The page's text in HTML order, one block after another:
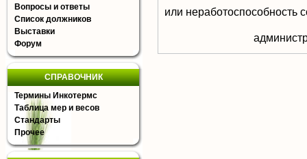
Вопросы и ответы
Список должников
Выставки
Форум
СПРАВОЧНИК
Термины Инкотермс
Таблица мер и весов
Стандарты
Прочее
или неработоспособность